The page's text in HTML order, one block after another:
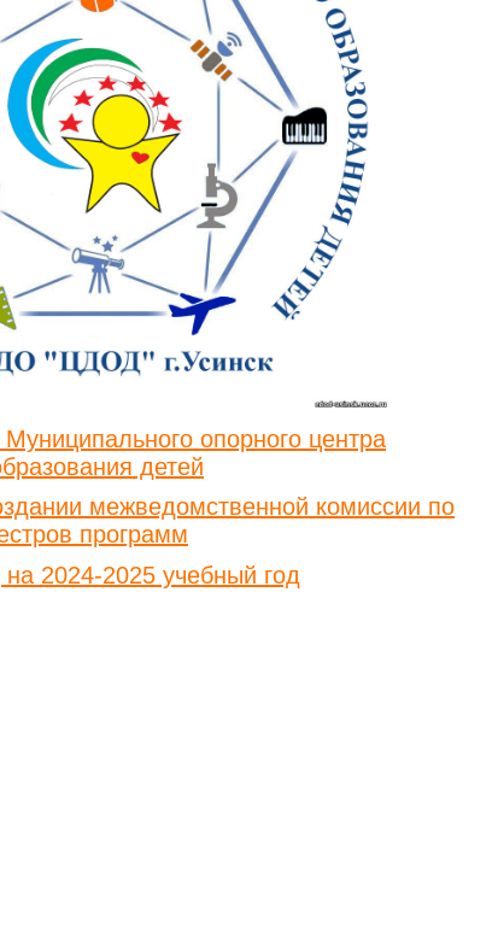
опорного центра
детей
межведомственной комиссии по
программ
2024-2025 учебный год